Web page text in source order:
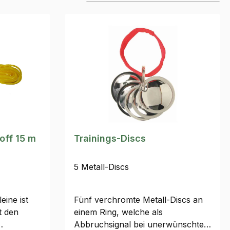
15 m
ist
den
Trainings-Discs
5 Metall-Discs
Fünf verchromte Metall-Discs an
einem Ring, welche als
Abbruchsignal bei unerwünschtem